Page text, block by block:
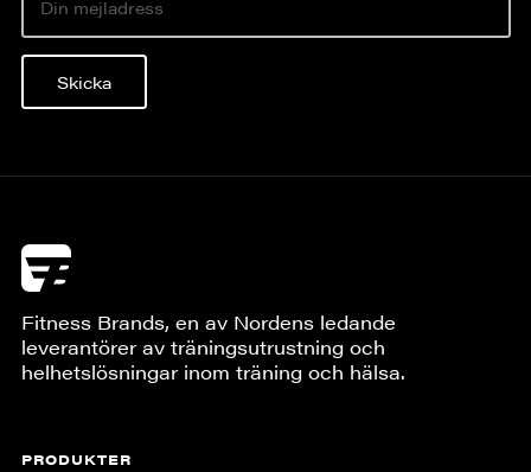
Skicka
Fitness Brands, en av Nordens ledande
leverantörer av träningsutrustning och
helhetslösningar inom träning och hälsa.
PRODUKTER